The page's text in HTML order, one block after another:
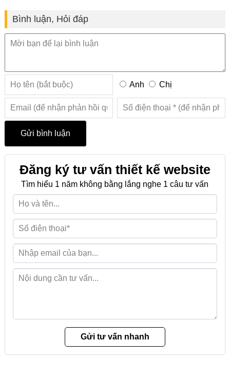
Bình luận, Hỏi đáp
Anh Chị
Đăng ký tư vấn thiết kế website
Tìm hiểu 1 năm không bằng lắng nghe 1 câu tư vấn